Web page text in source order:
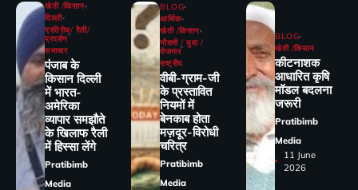
खेती /किसान
दिल्ली
प्रतिरोध/ रैली/
प्रदर्शन
समाचार
पंजाब के
किसान दिल्ली
में भारत-
अमेरिका
व्यापार समझौते
के खिलाफ रैली
में हिस्सा लेंगे
Pratibimb
Media
BLOG
आर्थिक
खेती /किसान
नौकरी / युवा /
रोजगार
राष्ट्रीय
वीबी-ग्राम-जी
के प्रस्तावित
नियमों में
बेनकाब होता
मज़दूर-विरोधी
चरित्र
Pratibimb
Media
BLOG
खेती /किसान
कीटनाशक
आधारित कृषि
मॉडल बदलना
जरूरी
Pratibimb
Media
11 June
2026